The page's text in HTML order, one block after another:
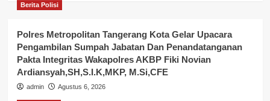
Berita Polisi
Polres Metropolitan Tangerang Kota Gelar Upacara
Pengambilan Sumpah Jabatan Dan Penandatanganan
Pakta Integritas Wakapolres AKBP Fiki Novian
Ardiansyah,SH,S.I.K,MKP, M.Si,CFE
admin Agustus 6, 2026